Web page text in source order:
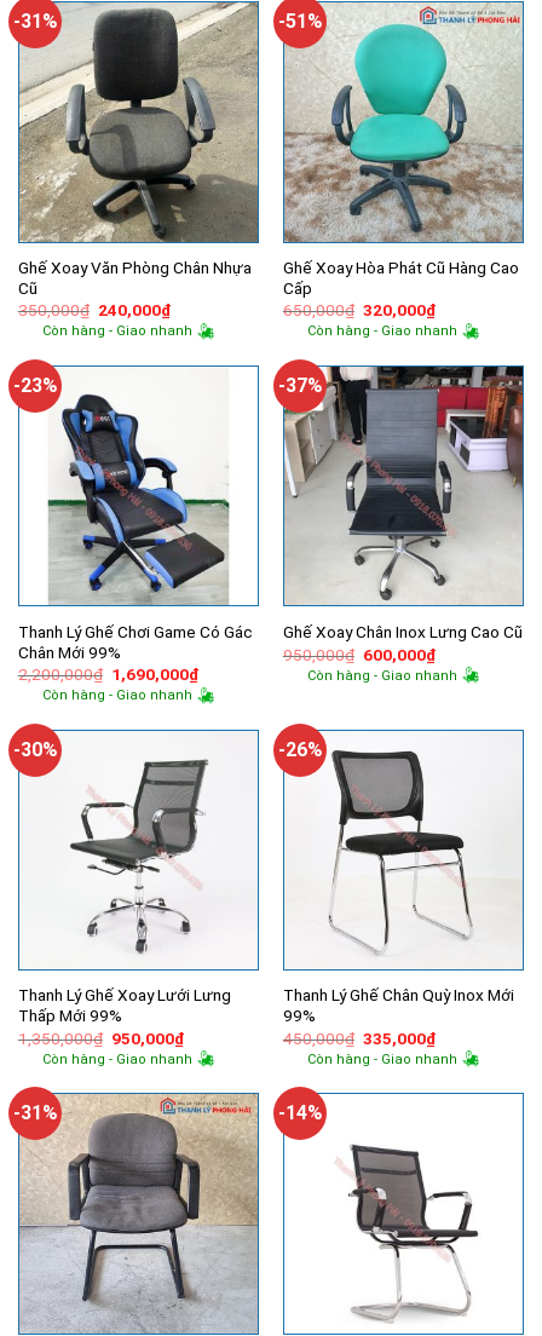
-31%
Ghế Xoay Văn Phòng Chân Nhựa
Cũ
350,000₫ Giá
gốc
là:
240,000₫Giá
hiện
tại
240,000₫.
Còn hàng - Giao nhanh
-51%
Ghế Xoay Hòa Phát Cũ Hàng Cao
Cấp
650,000₫ Giá
gốc
là:
320,000₫Giá
hiện
tại
320,000₫.
Còn hàng - Giao nhanh
-23%
Thanh Lý Ghế Chơi Game Có Gác
Chân Mới 99%
2,200,000₫ Giá
gốc
là:
1,690,000₫Giá
hiện
tại
1,690,000₫.
Còn hàng - Giao nhanh
-37%
Ghế Xoay Chân Inox Lưng Cao Cũ
950,000₫ Giá
gốc
là:
600,000₫Giá
hiện
tại
Còn hàng - Giao nhanh
-30%
Thanh Lý Ghế Xoay Lưới Lưng
Thấp Mới 99%
1,350,000₫ Giá
gốc
là:
950,000₫Giá
hiện
tại
950,000₫.
Còn hàng - Giao nhanh
-26%
Thanh Lý Ghế Chân Quỳ Inox Mới
99%
450,000₫ Giá
gốc
là:
335,000₫Giá
hiện
tại
335,000₫.
Còn hàng - Giao nhanh
-31% -14%